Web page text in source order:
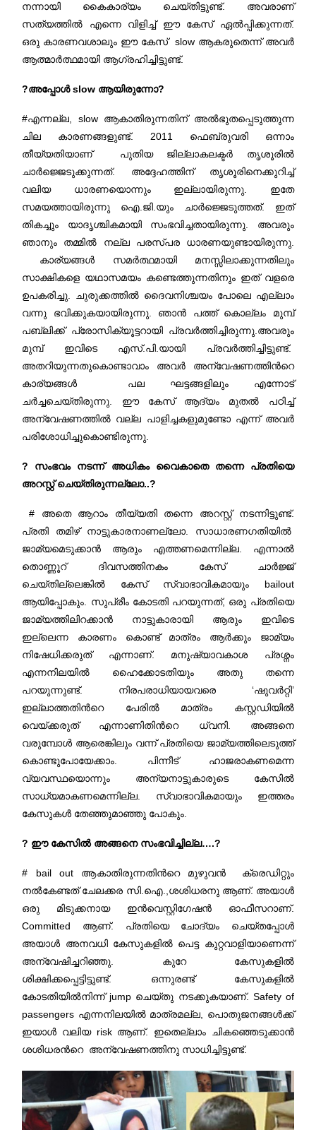
നന്നായി കൈകാര്യം ചെയ്തിട്ടുണ്ട്. അവരാണ്
സത്യത്തിൽ എന്നെ വിളിച്ച് ഈ കേസ് ഏൽപ്പിക്കുന്നത്.
ഒരു കാരണവശാലും ഈ കേസ് slow ആകരുതെന്ന് അവർ
ആത്മാർത്ഥമായി ആഗ്രഹിച്ചിട്ടുണ്ട്.
?അപ്പോൾ slow ആയിരുന്നോ?
#എന്നല്ല, slow ആകാതിരുന്നതിന് അൽഭുതപ്പെടുത്തുന്ന
ചില കാരണങ്ങളുണ്ട്. 2011 ഫെബ്രുവരി ഒന്നാം
തീയ്യതിയാണ് പുതിയ ജില്ലാകലക്ടർ തൃശൂരിൽ
ചാർജ്ജെടുക്കുന്നത്. അദ്ദേഹത്തിന് തൃശൂരിനെക്കുറിച്ച്
വലിയ ധാരണയൊന്നും ഇല്ലായിരുന്നു. ഇതേ
സമയത്തായിരുന്നു ഐ.ജി.യും ചാർജ്ജെടുത്തത്. ഇത്
തികച്ചും യാദൃശ്ചികമായി സംഭവിച്ചതായിരുന്നു. അവരും
ഞാനും തമ്മിൽ നല്ല പരസ്പര ധാരണയുണ്ടായിരുന്നു.
കാര്യങ്ങൾ സമർത്ഥമായി മനസ്സിലാക്കുന്നതിലും
സാക്ഷികളെ യഥാസമയം കണ്ടെത്തുന്നതിനും ഇത് വളരെ
ഉപകരിച്ചു. ചുരുക്കത്തിൽ ദൈവനിശ്ചയം പോലെ എല്ലാം
വന്നു ഭവിക്കുകയായിരുന്നു. ഞാൻ പത്ത് കൊല്ലം മുമ്പ്
പബ്ലിക്ക് പ്രോസിക്യൂട്ടറായി പ്രവർത്തിച്ചിരുന്നു.അവരും
മുമ്പ് ഇവിടെ എസ്.പി.യായി പ്രവർത്തിച്ചിട്ടുണ്ട്.
അതറിയുന്നതുകൊണ്ടാവാം അവർ അന്വേഷണത്തിന്‍റെ
കാര്യങ്ങൾ പല ഘട്ടങ്ങളിലും എന്നോട്
ചർച്ചചെയ്തിരുന്നു. ഈ കേസ് ആദ്യം മുതൽ പഠിച്ച്
അന്വേഷണത്തിൽ വല്ല പാളിച്ചകളുമുണ്ടോ എന്ന് അവർ
പരിശോധിച്ചുകൊണ്ടിരുന്നു.
? സംഭവം നടന്ന് അധികം വൈകാതെ തന്നെ പ്രതിയെ
അറസ്റ്റ് ചെയ്തിരുന്നല്ലോ..?
# അതെ ആറാം തീയ്യതി തന്നെ അറസ്റ്റ് നടന്നിട്ടുണ്ട്.
പ്രതി തമിഴ് നാട്ടുകാരനാണല്ലോ. സാധാരണഗതിയിൽ
ജാമ്യമെടുക്കാൻ ആരും എത്തണമെന്നില്ല. എന്നാൽ
തൊണ്ണൂറ് ദിവസത്തിനകം കേസ് ചാർജ്ജ്
ചെയ്തില്ലെങ്കിൽ കേസ് സ്വാഭാവികമായും bailout
ആയിപ്പോകും. സുപ്രീം കോടതി പറയുന്നത്, ഒരു പ്രതിയെ
ജാമ്യത്തിലിറക്കാൻ നാട്ടുകാരായി ആരും ഇവിടെ
ഇല്ലെന്ന കാരണം കൊണ്ട് മാത്രം ആർക്കും ജാമ്യം
നിഷേധിക്കരുത് എന്നാണ്. മനുഷ്യാവകാശ പ്രശ്നം
എന്നനിലയിൽ ഹൈക്കോടതിയും അതു തന്നെ
പറയുന്നുണ്ട്. നിരപരാധിയായവരെ ‘ഷുവർറ്റി’
ഇല്ലാത്തതിന്‍റെ പേരിൽ മാത്രം കസ്റ്റഡിയിൽ
വെയ്ക്കരുത് എന്നാണിതിന്‍റെ ധ്വനി. അങ്ങനെ
വരുമ്പോൾ ആരെങ്കിലും വന്ന് പ്രതിയെ ജാമ്യത്തിലെടുത്ത്
കൊണ്ടുപോയേക്കാം. പിന്നീട് ഹാജരാകണമെന്ന
വ്യവസ്ഥയൊന്നും അന്യനാട്ടുകാരുടെ കേസിൽ
സാധ്യമാകണമെന്നില്ല. സ്വാഭാവികമായും ഇത്തരം
കേസുകൾ തേഞ്ഞുമാഞ്ഞു പോകും.
? ഈ കേസിൽ അങ്ങനെ സംഭവിച്ചില്ല….?
# bail out ആകാതിരുന്നതിന്‍റെ മുഴുവൻ ക്രെഡിറ്റും
നൽകേണ്ടത് ചേലക്കര സി.ഐ.,ശശിധരനു ആണ്. അയാൾ
ഒരു മിടുക്കനായ ഇൻവെസ്റ്റിഗേഷൻ ഓഫീസറാണ്.
Committed ആണ്. പ്രതിയെ ചോദ്യം ചെയ്തപ്പോൾ
അയാൾ അനവധി കേസുകളിൽ പെട്ട കുറ്റവാളിയാണെന്ന്
അന്വേഷിച്ചറിഞ്ഞു. കുറേ കേസുകളിൽ
ശിക്ഷിക്കപ്പെട്ടിട്ടുണ്ട്. ഒന്നുരണ്ട് കേസുകളിൽ
കോടതിയിൽനിന്ന് jump ചെയ്തു നടക്കുകയാണ്. Safety of
passengers എന്നനിലയിൽ മാത്രമല്ല, പൊതുജനങ്ങൾക്ക്
ഇയാൾ വലിയ risk ആണ്. ഇതെല്ലാം ചികഞ്ഞെടുക്കാൻ
ശശിധരന്‍റെ അന്വേഷണത്തിനു സാധിച്ചിട്ടുണ്ട്.